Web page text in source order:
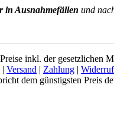
in Ausnahmefällen und
inkl. der gesetzlichen
| Versand | Zahlung |
dem günstigsten Preis